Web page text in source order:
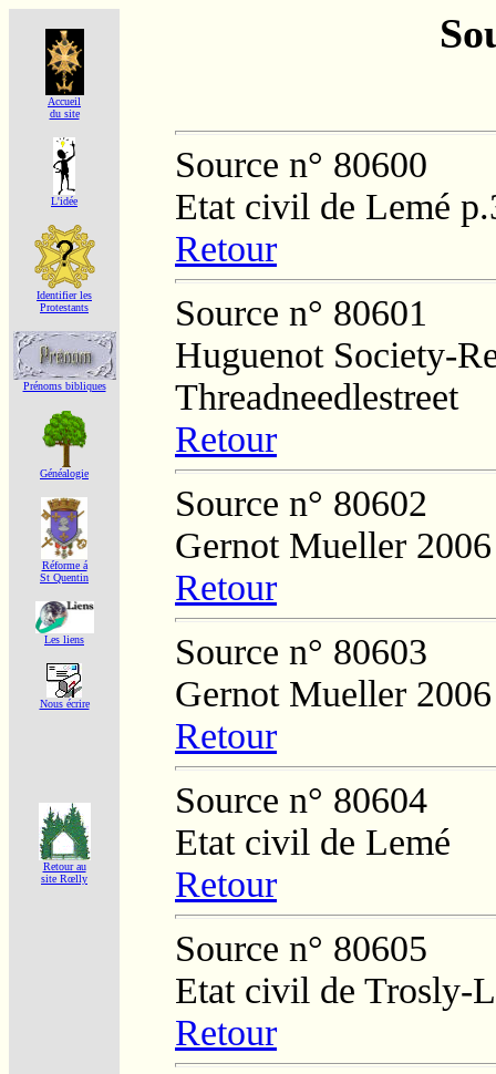
Accueil
du site
L'idée
Identifier les
Protestants
Prénoms bibliques
Généalogie
Réforme á
St Quentin
Les liens
Nous écrire
Retour au
site Rœlly
Source n° 80600
Etat civil de Lemé
Retour
Source n° 80601
Huguenot Society-
Threadneedlestreet
Retour
Source n° 80602
Gernot Mueller 2006
Retour
Source n° 80603
Gernot Mueller 2006
Retour
Source n° 80604
Etat civil de Lemé
Retour
Source n° 80605
Etat civil de Trosly-
Retour